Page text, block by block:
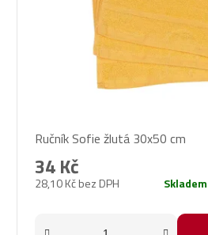
Ručník Sofie žlutá 30x50 cm
28,10 Kč bez DPH
34 Kč
Skladem